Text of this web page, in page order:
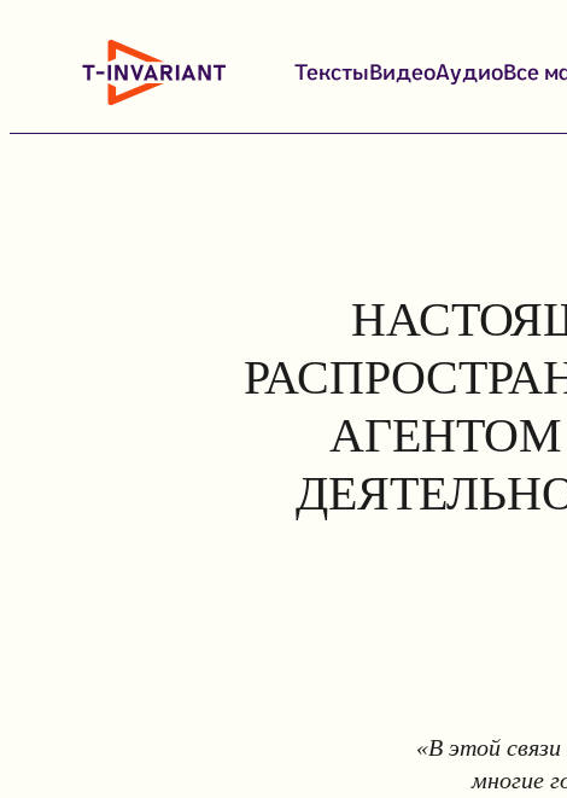
содержимому
ТекстыВидеоАудиоВсе
АГЕНТОМ
«В этой
многие